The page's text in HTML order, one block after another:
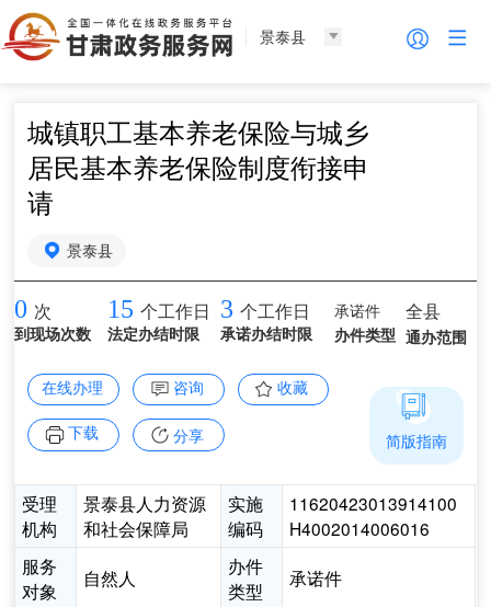
景泰县
城镇职工基本养老保险与城乡
居民基本养老保险制度衔接申
请
景泰县
0 次
到现场次数
15 个工作日
法定办结时限
3 个工作日
承诺办结时限
承诺件
办件类型
全县
通办范围
在线办理 咨询 收藏
下载 分享
受理
机构
景泰县人力资源
和社会保障局
实施
编码
11620423013914100
H4002014006016
服务
对象
自然人
办件
类型
承诺件
简版指南